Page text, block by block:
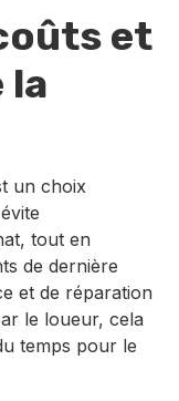
et
la
un choix
tout en
de dernière
et de réparation
le loueur, cela
temps pour le